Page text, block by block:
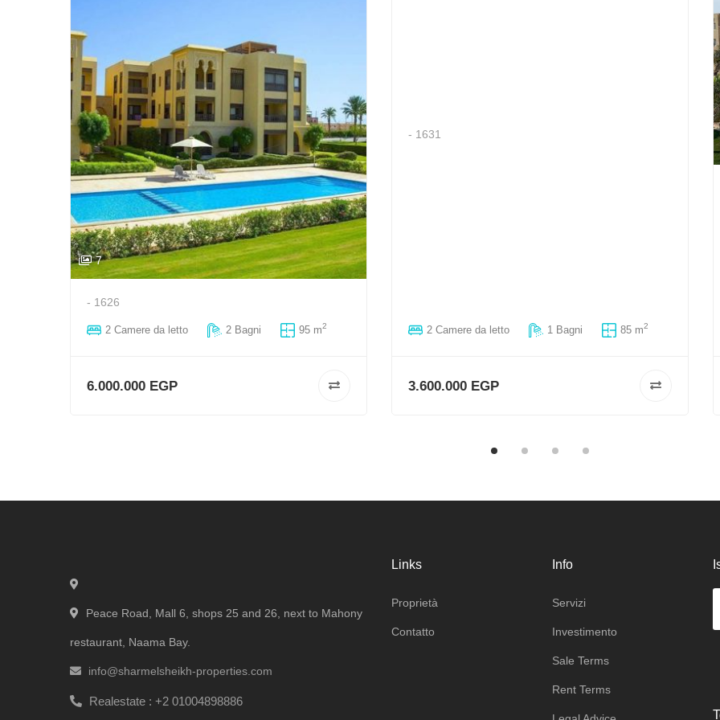
7
- 1626
2 Сamere da letto 2 Bagni 95 m2
6.000.000 EGP
- 1631
2 Сamere da letto 1 Bagni 85 m2
3.600.000 EGP
Peace Road, Mall 6, shops 25 and 26, next to Mahony
restaurant, Naama Bay.
info@sharmelsheikh-properties.com
Realestate : +2 01004898886
Links
Proprietà
Сontatto
Info
Servizi
Investimento
Sale Terms
Rent Terms